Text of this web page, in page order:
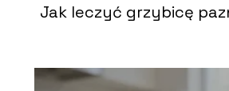
Jak leczyć grzybicę